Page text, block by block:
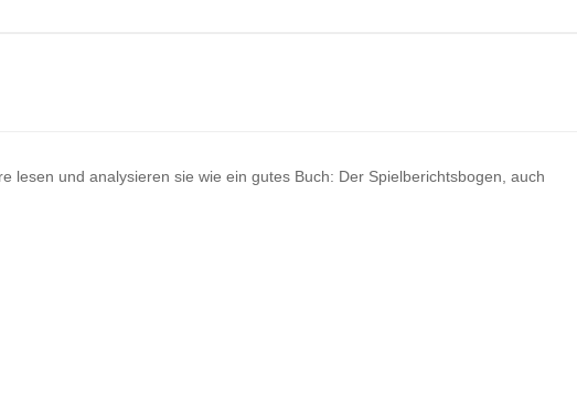
lesen und analysieren sie wie ein gutes Buch: Der Spielberichtsbogen, auch